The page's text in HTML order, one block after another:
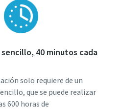
40 minutos cada
solo requiere de un
que se puede realizar
600 horas de